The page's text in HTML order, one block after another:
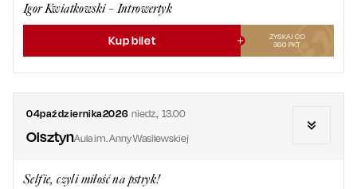
Igor Kwiatkowski – Introwertyk
Kup bilet
ZYSKAJ OD
360 PKT
04października2026 niedz.,13.00
OlsztynAula im. Anny Wasilewskiej
Selfie, czyli miłość na pstryk!